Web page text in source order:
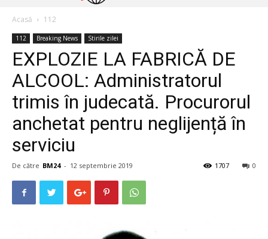
Acasă 112
112 Breaking News Stirile zilei
EXPLOZIE LA FABRICĂ DE
ALCOOL: Administratorul
trimis în judecată. Procurorul
anchetat pentru neglijență în
serviciu
De către BM24 - 12 septembrie 2019 0
1707